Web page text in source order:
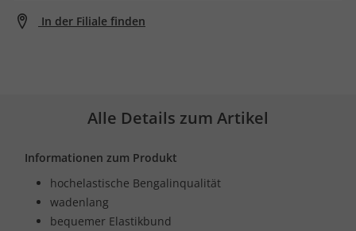
In der Filiale finden
Alle Details zum Artikel
Informationen zum Produkt
hochelastische Bengalinqualität
wadenlang
bequemer Elastikbund